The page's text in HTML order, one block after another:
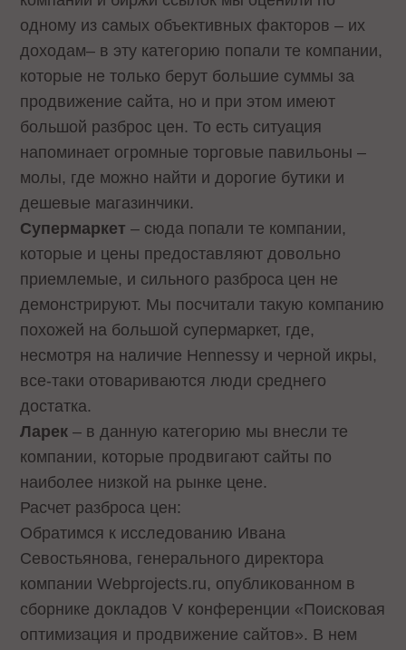
одному из самых объективных факторов – их
доходам– в эту категорию попали те компании,
которые не только берут большие суммы за
продвижение сайта, но и при этом имеют
большой разброс цен. То есть ситуация
напоминает огромные торговые павильоны –
молы, где можно найти и дорогие бутики и
дешевые магазинчики.
Супермаркет – сюда попали те компании,
которые и цены предоставляют довольно
приемлемые, и сильного разброса цен не
демонстрируют. Мы посчитали такую компанию
похожей на большой супермаркет, где,
несмотря на наличие Hennessy и черной икры,
все-таки отовариваются люди среднего
достатка.
Ларек – в данную категорию мы внесли те
компании, которые продвигают сайты по
наиболее низкой на рынке цене.
Расчет разброса цен:
Обратимся к исследованию Ивана
Севостьянова, генерального директора
компании Webprojects.ru, опубликованном в
сборнике докладов V конференции «Поисковая
оптимизация и продвижение сайтов». В нем